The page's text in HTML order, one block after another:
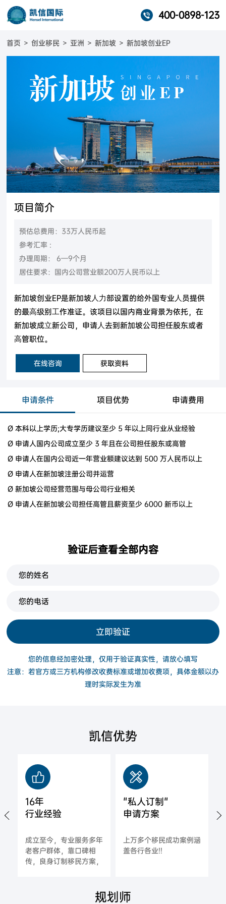
400-0898-123
首页 > 创业移民 > 亚洲 > 新加坡 > 新加坡创业EP
项目简介
预估总费用：33万人民币起
参考汇率 :
办理周期： 6—9个月
居住要求：国内公司营业额200万人民币以上
新加坡创业EP是新加坡⼈⼒部设置的给外国专业⼈员提供
的最⾼级别⼯作准证。该项目以国内商业背景为依托，在
新加坡成⽴新公司，申请⼈去到新加坡公司担任股东或者
⾼管职位。
在线咨询 获取资料
申请条件 项目优势 申请费用
Ø 本科以上学历;大专学历建议至少 5 年以上同行业从业经验
Ø 申请人国内公司成立至少 3 年且在公司担任股东或高管
Ø 申请人在国内公司近一年营业额建议达到 500 万人民币以上
Ø 申请人在新加坡注册公司并运营
Ø 新加坡公司经营范围与母公司行业相关
Ø 申请人在新加坡公司担任高管且薪资至少 6000 新币以上
验证后查看全部内容
立即验证
您的信息经加密处理，仅用于验证真实性，请放心填写
注意：若官方或三方机构修改收费标准或增加收费项，具体金额以办
理时实际发生为准
凯信优势
16年
行业经验
成立至今，专业服务多年
老客户群体，靠口碑相
传，良身订制移民方案，
"私人订制"
申请方案
上万多个移民成功案例涵
盖各行各业!!
规划师